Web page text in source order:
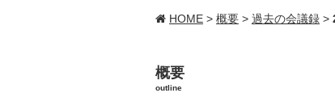
HOME > 概要 > 過去の会議録 >
概要
outline